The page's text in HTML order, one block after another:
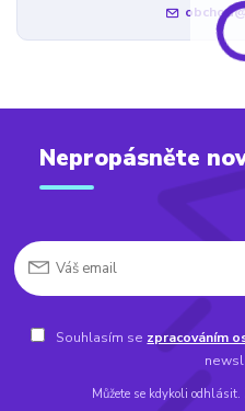
Nepropásněte
Souhlasím se zpracováním
Můžete se kdykoli